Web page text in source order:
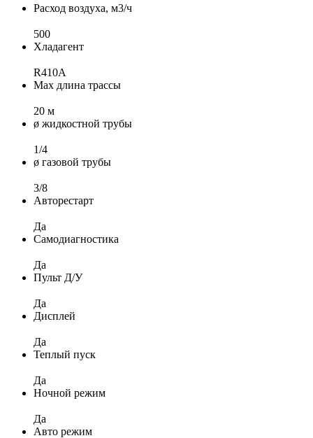
Расход воздуха, м3/ч
500
Хладагент
R410A
Max длина трассы
20 м
ø жидкостной трубы
1/4
ø газовой трубы
3/8
Авторестарт
Да
Самодиагностика
Да
Пульт Д/У
Да
Дисплей
Да
Теплый пуск
Да
Ночной режим
Да
Авто режим